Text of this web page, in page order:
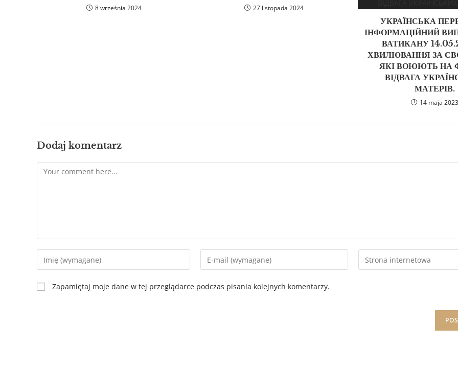
8 września 2024 27 listopada 2024
УКРАЇНСЬКА
ІНФОРМАЦІЙНИЙ
ВАТИКАНУ
ХВИЛЮВАННЯ ЗА
ЯКІ ВОЮЮТЬ НА
ВІДВАГА
МАТЕРІВ.
14 maja 2023
Dodaj komentarz
Zapamiętaj moje dane w tej przeglądarce podczas pisania kolejnych komentarzy.